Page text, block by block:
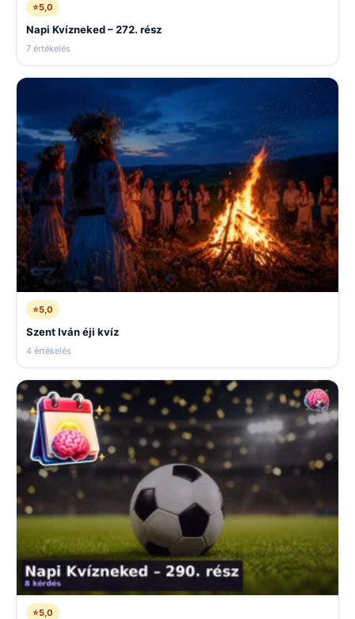
⭐5,0
Napi Kvízneked – 272. rész
7 értékelés
⭐5,0
Szent Iván éji kvíz
4 értékelés
⭐5,0